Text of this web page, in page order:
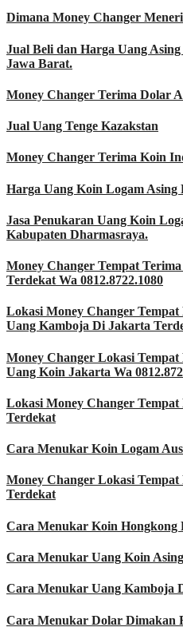
Dimana Money Changer
Jual Beli dan Harga Uang
Jawa Barat.
Money Changer Terima Dolar
Jual Uang Tenge Kazakstan
Money Changer Terima Koin
Harga Uang Koin Logam Asing
Jasa Penukaran Uang Koin
Kabupaten Dharmasraya.
Money Changer Tempat
Terdekat Wa 0812.8722.1080
Lokasi Money Changer
Uang Kamboja Di Jakarta
Money Changer Lokasi
Uang Koin Jakarta Wa
Lokasi Money Changer
Terdekat
Cara Menukar Koin Logam
Money Changer Lokasi
Terdekat
Cara Menukar Koin Hongkong
Cara Menukar Uang Koin
Cara Menukar Uang Kamboja
Cara Menukar Dolar Dimakan